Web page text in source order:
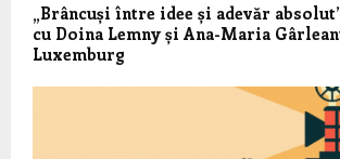
„Brâncuși între idee și adevăr
cu Doina Lemny și Ana-Maria
Luxemburg